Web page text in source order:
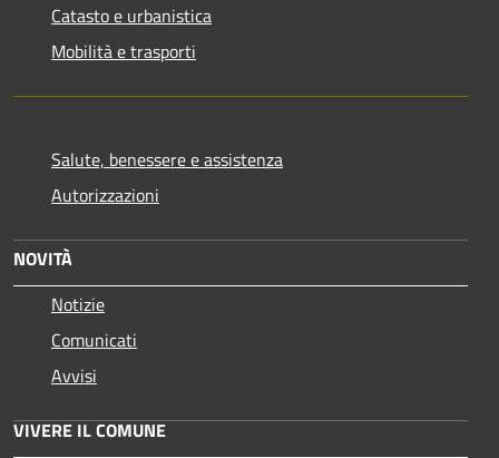
Catasto e urbanistica
Mobilità e trasporti
Salute, benessere e assistenza
Autorizzazioni
NOVITÀ
Notizie
Comunicati
Avvisi
VIVERE IL COMUNE